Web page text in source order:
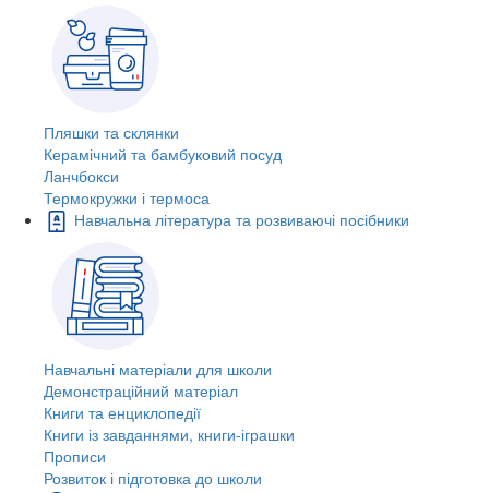
Пляшки та склянки
Керамічний та бамбуковий посуд
Ланчбокси
Термокружки і термоса
Навчальна література та розвиваючі посібники
Навчальні матеріали для школи
Демонстраційний матеріал
Книги та енциклопедії
Книги із завданнями, книги-іграшки
Прописи
Розвиток і підготовка до школи